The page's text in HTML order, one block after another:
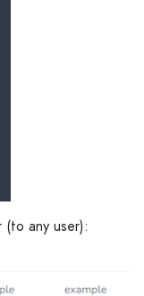
any user):